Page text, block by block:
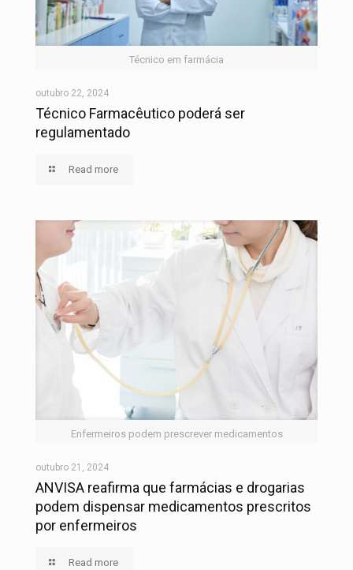
Técnico em farmácia
outubro 22, 2024
Técnico Farmacêutico poderá ser
regulamentado
Read more
Enfermeiros podem prescrever medicamentos
outubro 21, 2024
ANVISA reafirma que farmácias e drogarias
podem dispensar medicamentos prescritos
por enfermeiros
Read more